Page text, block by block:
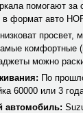
помогают за
в формат авто
просвет,
комфортные
можно
По
60000 или 3
автомобиль: